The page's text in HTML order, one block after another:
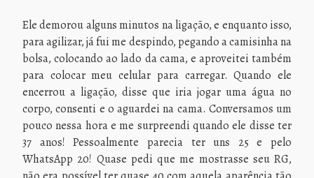
Ele demorou alguns minutos na ligação, e enquanto isso,
para agilizar, já fui me despindo, pegando a camisinha na
bolsa, colocando ao lado da cama, e aproveitei também
para colocar meu celular para carregar. Quando ele
encerrou a ligação, disse que iria jogar uma água no
corpo, consenti e o aguardei na cama. Conversamos um
pouco nessa hora e me surpreendi quando ele disse ter
37 anos! Pessoalmente parecia ter uns 25 e pelo
WhatsApp 20! Quase pedi que me mostrasse seu RG,